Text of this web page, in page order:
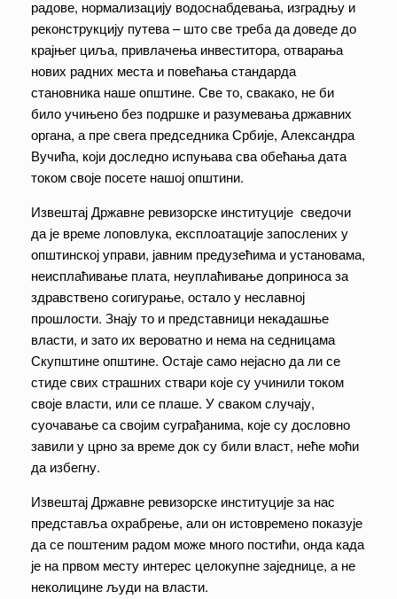
радове, нормализацију водоснабдевања, изградњу и
реконструкцију путева – што све треба да доведе до
крајњег циља, привлачења инвеститора, отварања
нових радних места и повећања стандарда
становника наше општине. Све то, свакако, не би
било учињено без подршке и разумевања државних
органа, а пре свега председника Србије, Александра
Вучића, који доследно испуњава сва обећања дата
током своје посете нашој општини.
Извештај Државне ревизорске институције сведочи
да је време лоповлука, експлоатације запослених у
општинској управи, јавним предузећима и установама,
неисплаћивање плата, неуплаћивање доприноса за
здравствено согигурање, остало у неславној
прошлости. Знају то и представници некадашње
власти, и зато их вероватно и нема на седницама
Скупштине општине. Остаје само нејасно да ли се
стиде свих страшних ствари које су учинили током
своје власти, или се плаше. У сваком случају,
суочавање са својим суграђанима, које су дословно
завили у црно за време док су били власт, неће моћи
да избегну.
Извештај Државне ревизорске институције за нас
представља охрабрење, али он истовремено показује
да се поштеним радом може много постићи, онда када
је на првом месту интерес целокупне заједнице, а не
неколицине људи на власти.